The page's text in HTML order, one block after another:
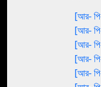
[আর-
[আর-
[আর-
[আর-
[আর-